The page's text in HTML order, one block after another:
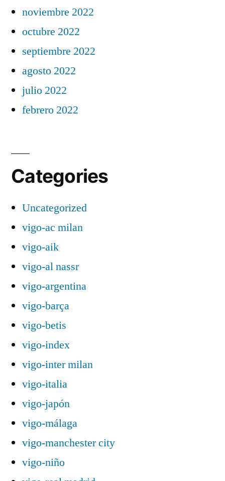
noviembre 2022
octubre 2022
septiembre 2022
agosto 2022
julio 2022
febrero 2022
Categories
Uncategorized
vigo-ac milan
vigo-aik
vigo-al nassr
vigo-argentina
vigo-barça
vigo-betis
vigo-index
vigo-inter milan
vigo-italia
vigo-japón
vigo-málaga
vigo-manchester city
vigo-niño